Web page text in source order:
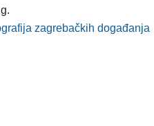
zagrebačkih događanja